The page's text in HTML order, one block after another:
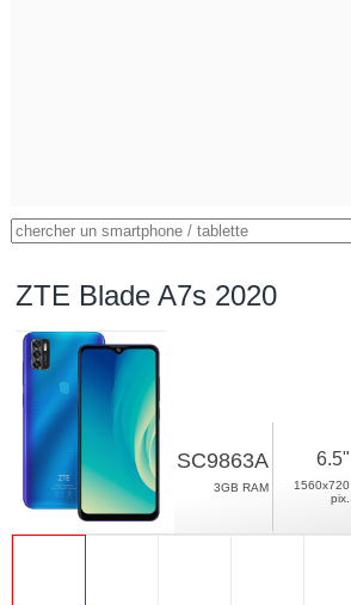
ZTE Blade A7s 2020
SC9863A
3GB RAM
6.5"
1560x720
pix.